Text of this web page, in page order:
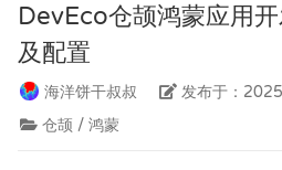
DevEco仓颉鸿蒙应用
及配置
海洋饼干叔叔
发布于：
仓颉 / 鸿蒙